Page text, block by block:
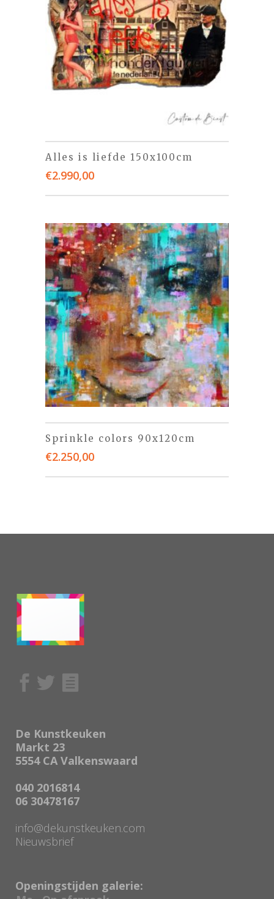
Alles is liefde 150x100cm
€2.990,00
Sprinkle colors 90x120cm
€2.250,00
De Kunstkeuken
Markt 23
5554 CA Valkenswaard
040 2016814
06 30478167
info@dekunstkeuken.com
Nieuwsbrief
Openingstijden galerie: